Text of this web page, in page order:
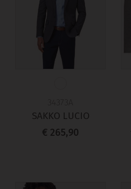
SAKKO LUCIO
€ 265,90